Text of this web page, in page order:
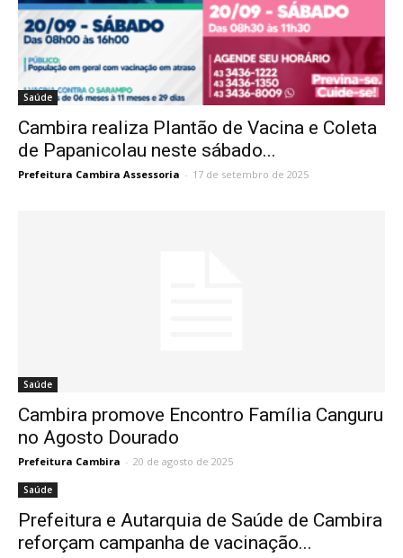
Saúde
Cambira realiza Plantão de Vacina e Coleta
de Papanicolau neste sábado...
Prefeitura Cambira Assessoria - 17 de setembro de 2025
Saúde
Cambira promove Encontro Família Canguru
no Agosto Dourado
Prefeitura Cambira - 20 de agosto de 2025
Saúde
Prefeitura e Autarquia de Saúde de Cambira
reforçam campanha de vacinação...